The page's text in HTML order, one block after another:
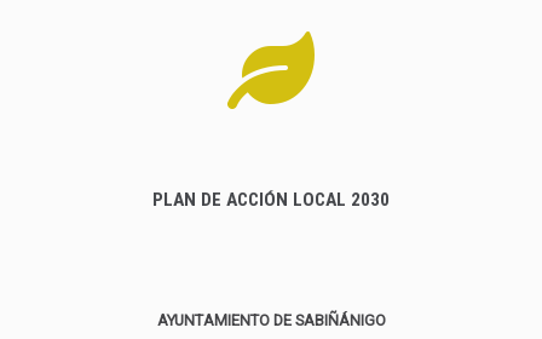
PLAN DE ACCIÓN LOCAL 2030
AYUNTAMIENTO DE SABIÑÁNIGO